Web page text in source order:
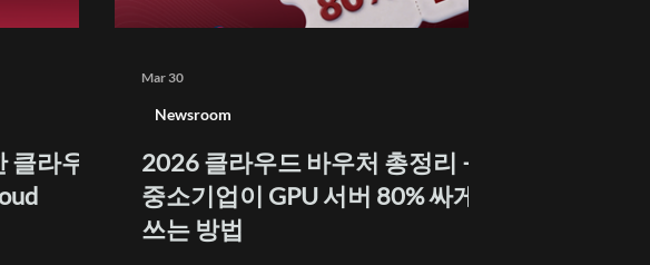
클라우
2026 클라우드 바우처 총정리 —
중소기업이 GPU 서버 80% 싸게
쓰는 방법
Newsroom
Mar 30